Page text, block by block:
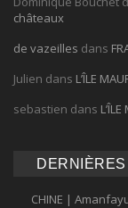
châteaux
de vazeilles dans
Julien dans L’ÎLE
sebastien dans
CHINE |